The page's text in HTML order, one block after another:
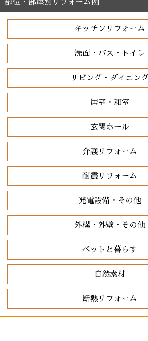
部位・部屋別リフォーム例
キッチンリフォーム
洗面・バス・トイレ
リビング・ダイニング
居室・和室
玄関ホール
介護リフォーム
耐震リフォーム
発電設備・その他
外構・外壁・その他
ペットと暮らす
自然素材
断熱リフォーム